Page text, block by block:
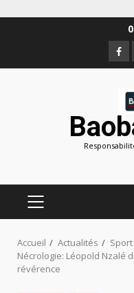
MENU
PRINCIPAL
Accueil Actualités
Sport
Nécrologie: Léopold Nzalé
révérence